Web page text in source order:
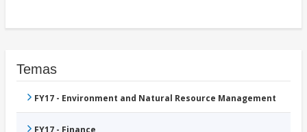
Temas
FY17 - Environment and Natural Resource Management